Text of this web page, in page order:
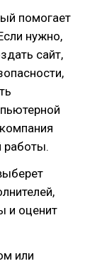
помогает
нужно,
сайт,
работы.
и оценит
или